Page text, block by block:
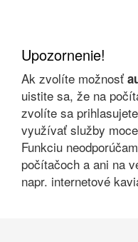
Upozornenie!
Ak zvolíte možnosť
uistite sa, že na
zvolíte sa
využívať služby
Funkciu
počítačoch a ani na
napr. internetové